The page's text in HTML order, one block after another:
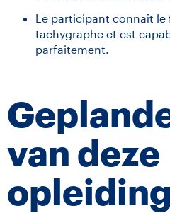
Le participant connaît
tachygraphe et est
parfaitement.
van deze